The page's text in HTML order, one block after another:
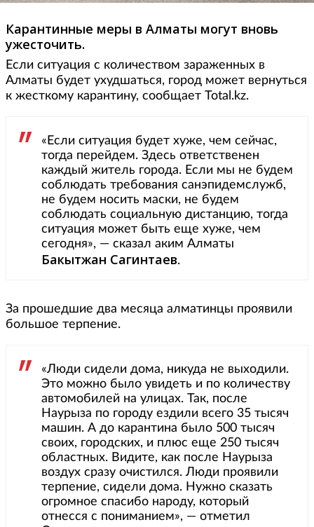
Карантинные меры в Алматы могут вновь
ужесточить.
Если ситуация с количеством зараженных в
Алматы будет ухудшаться, город может вернуться
к жесткому карантину, сообщает Total.kz.
«Если ситуация будет хуже, чем сейчас,
тогда перейдем. Здесь ответственен
каждый житель города. Если мы не будем
соблюдать требования санэпидемслужб,
не будем носить маски, не будем
соблюдать социальную дистанцию, тогда
ситуация может быть еще хуже, чем
сегодня», — сказал аким Алматы
Бакытжан Сагинтаев.
За прошедшие два месяца алматинцы проявили
большое терпение.
«Люди сидели дома, никуда не выходили.
Это можно было увидеть и по количеству
автомобилей на улицах. Так, после
Наурыза по городу ездили всего 35 тысяч
машин. А до карантина было 500 тысяч
своих, городских, и плюс еще 250 тысяч
областных. Видите, как после Наурыза
воздух сразу очистился. Люди проявили
терпение, сидели дома. Нужно сказать
огромное спасибо народу, который
отнесся с пониманием», — отметил